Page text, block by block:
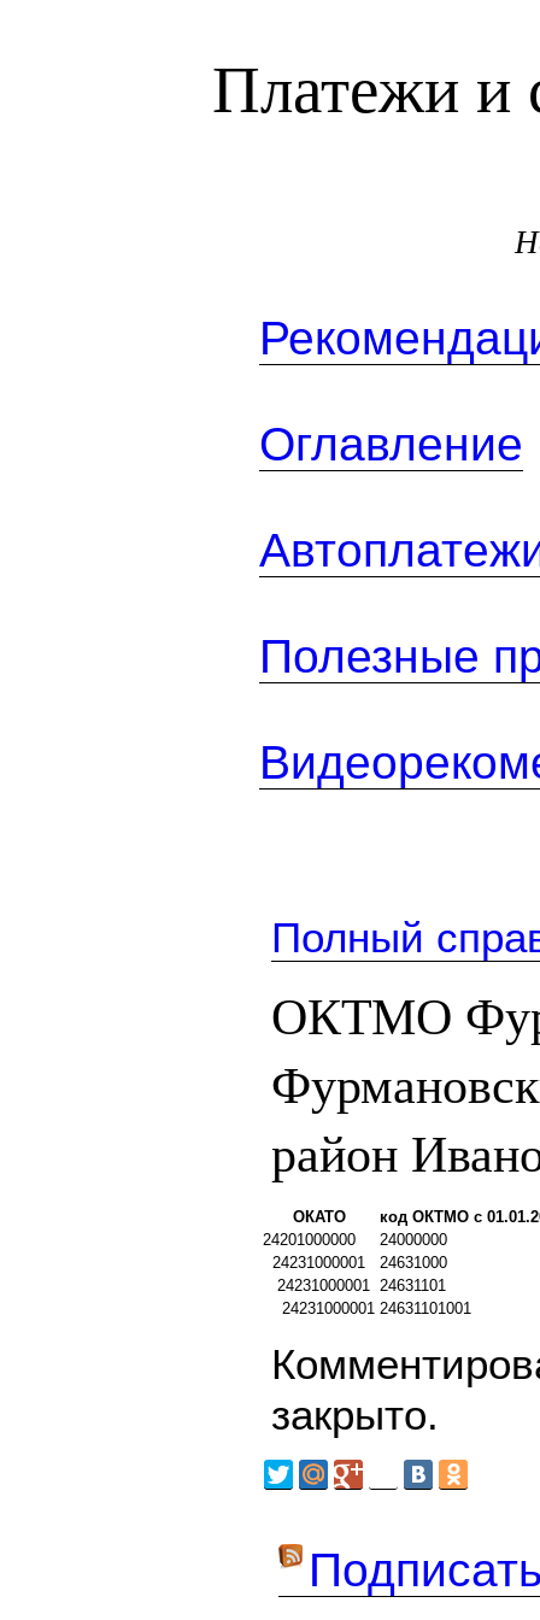
Платежи и
Оглавление
Полезные
Полный
ОКТМО
район
ОКАТО
код ОКТМО с
24201000000
24000000
24231000001
24631000
24231000001 24631101
24231000001 24631101001
закрыто.